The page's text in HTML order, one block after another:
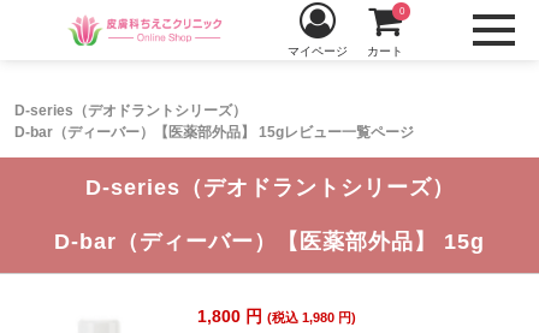
D-series（デオドラントシリーズ）
D-bar（ディーバー）【医薬部外品】 15gレビュー一覧ページ
マイページ カート
0
D-series（デオドラントシリーズ）
D-bar（ディーバー）【医薬部外品】 15g
1,800 円 (税込 1,980 円)